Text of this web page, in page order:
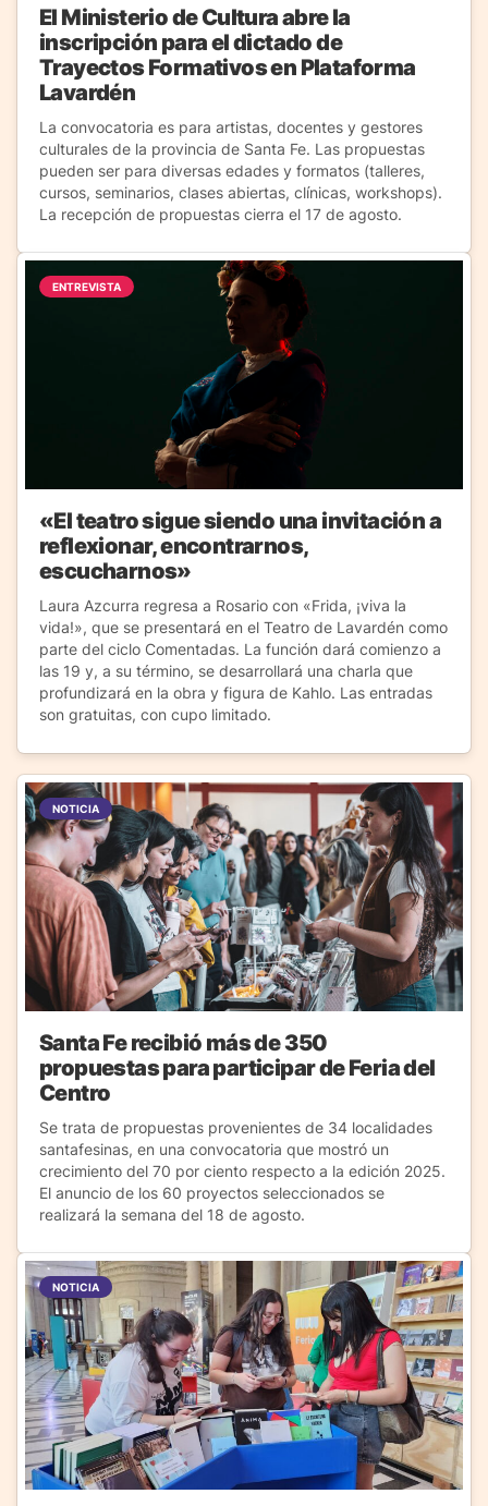
El Ministerio de Cultura abre la
inscripción para el dictado de
Trayectos Formativos en Plataforma
Lavardén
La convocatoria es para artistas, docentes y gestores
culturales de la provincia de Santa Fe. Las propuestas
pueden ser para diversas edades y formatos (talleres,
cursos, seminarios, clases abiertas, clínicas, workshops).
La recepción de propuestas cierra el 17 de agosto.
ENTREVISTA
«El teatro sigue siendo una invitación a
reflexionar, encontrarnos,
escucharnos»
Laura Azcurra regresa a Rosario con «Frida, ¡viva la
vida!», que se presentará en el Teatro de Lavardén como
parte del ciclo Comentadas. La función dará comienzo a
las 19 y, a su término, se desarrollará una charla que
profundizará en la obra y figura de Kahlo. Las entradas
son gratuitas, con cupo limitado.
NOTICIA
Santa Fe recibió más de 350
propuestas para participar de Feria del
Centro
Se trata de propuestas provenientes de 34 localidades
santafesinas, en una convocatoria que mostró un
crecimiento del 70 por ciento respecto a la edición 2025.
El anuncio de los 60 proyectos seleccionados se
realizará la semana del 18 de agosto.
NOTICIA